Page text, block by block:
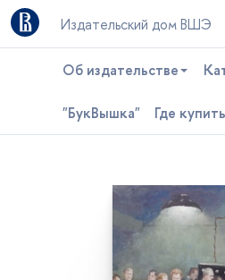
Издательский дом ВШЭ
Об издательстве
"БукВышка" Где купить